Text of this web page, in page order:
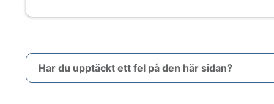
Har du upptäckt ett fel på den här sidan?